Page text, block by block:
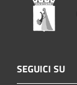
SEGUICI SU